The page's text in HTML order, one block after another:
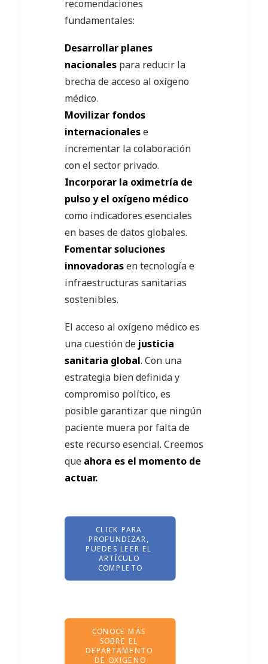
recomendaciones
fundamentales:
Desarrollar planes
nacionales para reducir la
brecha de acceso al oxígeno
médico.
Movilizar fondos
internacionalese
incrementar la colaboración
con el sector privado.
Incorporar la oximetría de
pulso y el oxígeno médico
como indicadores esenciales
en bases de datos globales.
Fomentar soluciones
innovadorasen tecnología e
infraestructuras sanitarias
sostenibles.
El acceso al oxígeno médico es
una cuestión de justicia
sanitaria global. Con una
estrategia bien definida y
compromiso político, es
posible garantizar que ningún
paciente muera por falta de
este recurso esencial. Creemos
que ahora es el momento de
actuar.
CLICK PARA
PROFUNDIZAR,
PUEDES LEER EL
ARTÍCULO
COMPLETO
CONOCE MÁS
SOBRE EL
DEPARTAMENTO
DE OXIGENO